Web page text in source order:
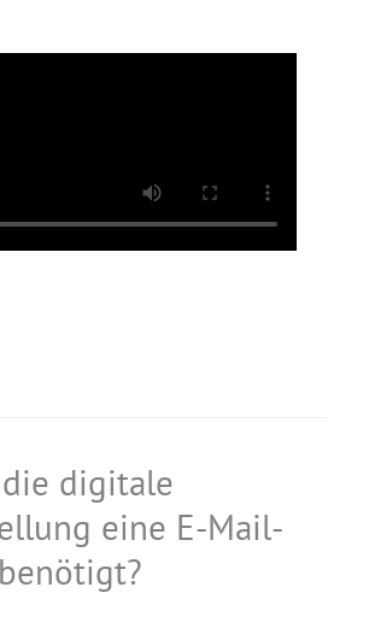
digitale
eine E-Mail-